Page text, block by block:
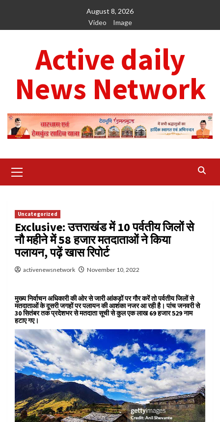
content
August 8, 2026
Video
Image
Active daily
News Network
Menu
Uncategorized
Exclusive: उत्तराखंड में 10 पर्वतीय जिलों से
नौ महीने में 58 हजार मतदाताओं ने किया
पलायन, पढ़ें खास रिपोर्ट
activenewsnetwork November 10, 2022
मुख्य निर्वाचन अधिकारी की ओर से जारी आंकड़ों पर गौर करें तो पर्वतीय जिलों से
मतदाताओं के दूसरी जगहों पर पलायन की आशंका नजर आ रही है। पांच जनवरी से
30 सितंबर तक प्रदेशभर से मतदाता सूची से कुल एक लाख 69 हजार 529 नाम
हटाए गए।